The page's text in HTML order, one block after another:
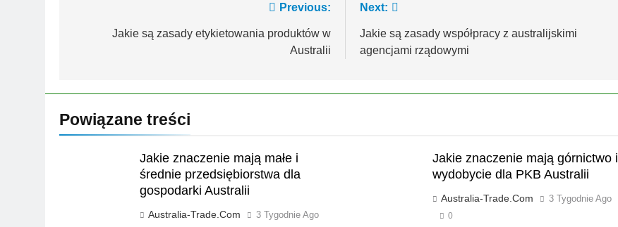
wpisu
Previous:
Jakie są zasady etykietowania produktów w
Australii
Next:
Jakie są zasady współpracy z australijskimi
agencjami rządowymi
Powiązane treści
Jakie znaczenie mają małe i
średnie przedsiębiorstwa dla
gospodarki Australii
Australia-Trade.com 3 Tygodnie Ago
Jakie znaczenie mają górnictwo i
wydobycie dla PKB Australii
Australia-Trade.com 3 Tygodnie Ago
0